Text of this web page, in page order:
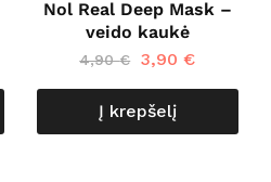
Nol Real Deep Mask –
veido kaukė
4,90€ 3,90€
Į krepšelį